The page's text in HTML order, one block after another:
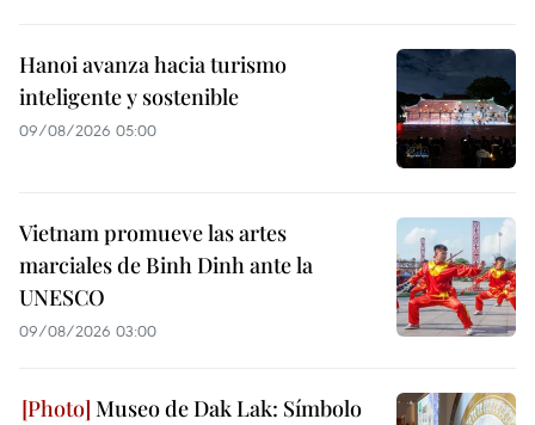
Hanoi avanza hacia turismo
inteligente y sostenible
09/08/2026 05:00
Vietnam promueve las artes
marciales de Binh Dinh ante la
UNESCO
09/08/2026 03:00
Museo de Dak Lak: Símbolo